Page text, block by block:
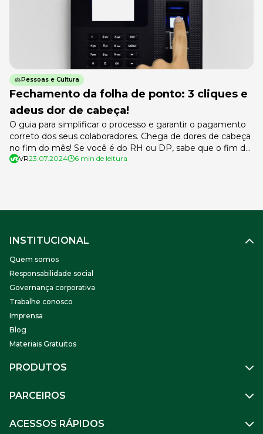
Pessoas e Cultura
Fechamento da folha de ponto: 3 cliques e
adeus dor de cabeça!
O guia para simplificar o processo e garantir o pagamento
correto dos seus colaboradores. Chega de dores de cabeça
no fim do mês! Se você é do RH ou DP, sabe que o fim do
mês pode ser um verdadeiro pesadelo com o fechamento
VR23.07.2024 6 min de leitura
INSTITUCIONAL
Quem somos
Responsabilidade social
Governança corporativa
Trabalhe conosco
Imprensa
Blog
Materiais Gratuitos
PRODUTOS
Benefícios
Soluções Financeiras
PARCEIROS
Parceiro VR
ACESSOS RÁPIDOS